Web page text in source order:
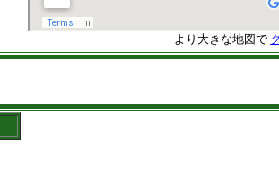
より大きな地図で